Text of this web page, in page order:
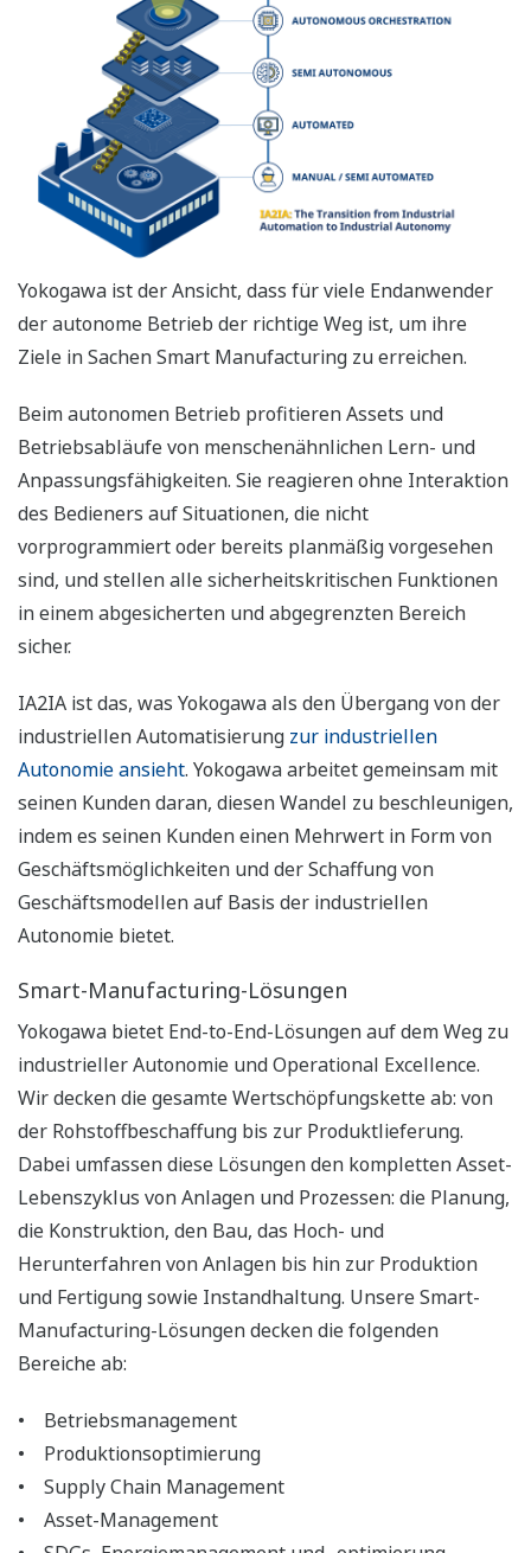
Yokogawa ist der Ansicht, dass für viele Endanwender
der autonome Betrieb der richtige Weg ist, um ihre
Ziele in Sachen Smart Manufacturing zu erreichen.
Beim autonomen Betrieb profitieren Assets und
Betriebsabläufe von menschenähnlichen Lern- und
Anpassungsfähigkeiten. Sie reagieren ohne Interaktion
des Bedieners auf Situationen, die nicht
vorprogrammiert oder bereits planmäßig vorgesehen
sind, und stellen alle sicherheitskritischen Funktionen
in einem abgesicherten und abgegrenzten Bereich
sicher.
IA2IA ist das, was Yokogawa als den Übergang von der
industriellen Automatisierung zur industriellen
Autonomie ansieht. Yokogawa arbeitet gemeinsam mit
seinen Kunden daran, diesen Wandel zu beschleunigen,
indem es seinen Kunden einen Mehrwert in Form von
Geschäftsmöglichkeiten und der Schaffung von
Geschäftsmodellen auf Basis der industriellen
Autonomie bietet.
Smart-Manufacturing-Lösungen
Yokogawa bietet End-to-End-Lösungen auf dem Weg zu
industrieller Autonomie und Operational Excellence.
Wir decken die gesamte Wertschöpfungskette ab: von
der Rohstoffbeschaffung bis zur Produktlieferung.
Dabei umfassen diese Lösungen den kompletten Asset-
Lebenszyklus von Anlagen und Prozessen: die Planung,
die Konstruktion, den Bau, das Hoch- und
Herunterfahren von Anlagen bis hin zur Produktion
und Fertigung sowie Instandhaltung. Unsere Smart-
Manufacturing-Lösungen decken die folgenden
Bereiche ab:
• Betriebsmanagement
• Produktionsoptimierung
• Supply Chain Management
• Asset-Management